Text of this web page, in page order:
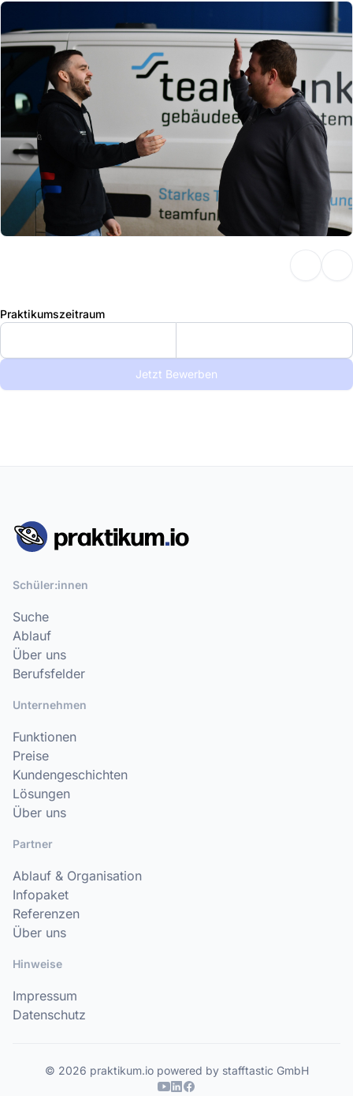
Praktikumszeitraum
Jetzt Bewerben
Schüler:innen
Suche
Ablauf
Über uns
Berufsfelder
Unternehmen
Funktionen
Preise
Kundengeschichten
Lösungen
Über uns
Partner
Ablauf & Organisation
Infopaket
Referenzen
Über uns
Hinweise
Impressum
Datenschutz
© 2026 praktikum.io powered by stafftastic GmbH